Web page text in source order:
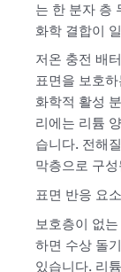
는 한 분자 층
화학 결합이
저온 충전 배
표면을 보호
화학적 활성
리에는 리튬
습니다. 전해
막층으로 구
표면 반응 요소
보호층이 없
하면 수상 돌
있습니다. 리